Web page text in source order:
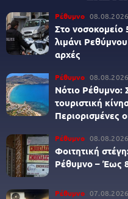
Ρέθυμνο 08.08.2026
Στο νοσοκομείο
λιμάνι
αρχές
Ρέθυμνο 08.08.2026
Νότιο Ρέθυμνο:
τουριστική
Περιορισμένες
Ρέθυμνο 08.08.2026
Φοιτητική
Ρέθυμνο – Έως
Ρέθυμνο 07.08.2026